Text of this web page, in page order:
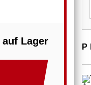
auf Lager